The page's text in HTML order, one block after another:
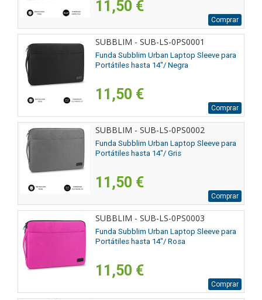
11,50 €
Comprar
SUBBLIM - SUB-LS-0PS0001
Funda Subblim Urban Laptop Sleeve para
Portátiles hasta 14"/ Negra
11,50 €
Comprar
SUBBLIM - SUB-LS-0PS0002
Funda Subblim Urban Laptop Sleeve para
Portátiles hasta 14"/ Gris
11,50 €
Comprar
SUBBLIM - SUB-LS-0PS0003
Funda Subblim Urban Laptop Sleeve para
Portátiles hasta 14"/ Rosa
11,50 €
Comprar